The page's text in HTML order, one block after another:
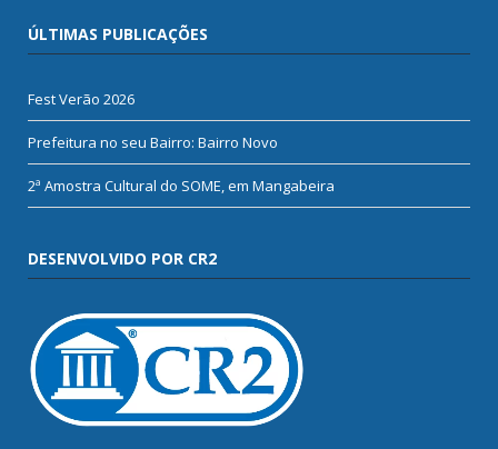
ÚLTIMAS PUBLICAÇÕES
Fest Verão 2026
Prefeitura no seu Bairro: Bairro Novo
2ª Amostra Cultural do SOME, em Mangabeira
DESENVOLVIDO POR CR2